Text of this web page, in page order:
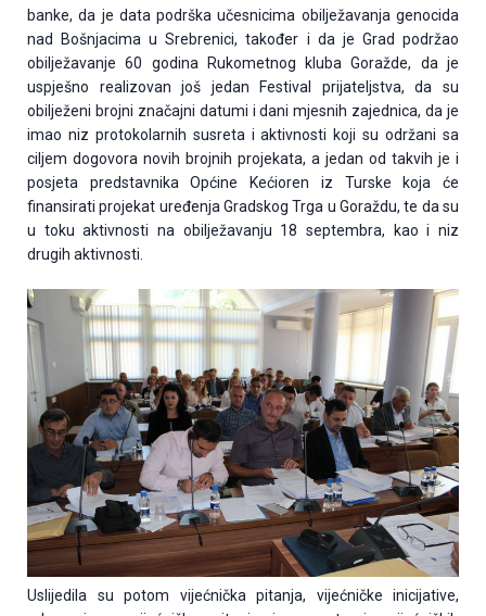
banke, da je data podrška učesnicima obilježavanja genocida
nad Bošnjacima u Srebrenici, također i da je Grad podržao
obilježavanje 60 godina Rukometnog kluba Goražde, da je
uspješno realizovan još jedan Festival prijateljstva, da su
obilježeni brojni značajni datumi i dani mjesnih zajednica, da je
imao niz protokolarnih susreta i aktivnosti koji su održani sa
ciljem dogovora novih brojnih projekata, a jedan od takvih je i
posjeta predstavnika Općine Kećioren iz Turske koja će
finansirati projekat uređenja Gradskog Trga u Goraždu, te da su
u toku aktivnosti na obilježavanju 18 septembra, kao i niz
drugih aktivnosti.
Uslijedila su potom vijećnička pitanja, vijećničke inicijative,